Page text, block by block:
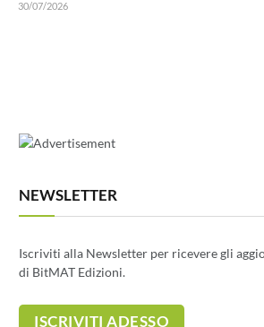
30/07/2026
NEWSLETTER
Iscriviti alla Newsletter per ricevere gli
di BitMAT Edizioni.